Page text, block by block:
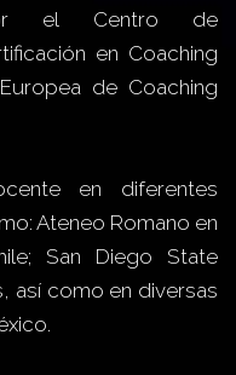
el Centro de
en Coaching
de Coaching
en diferentes
Ateneo Romano en
San Diego State
así como en diversas